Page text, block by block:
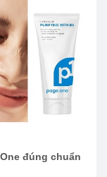
đúng chuẩn